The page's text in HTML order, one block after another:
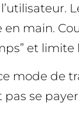
main.
et
mode de
se